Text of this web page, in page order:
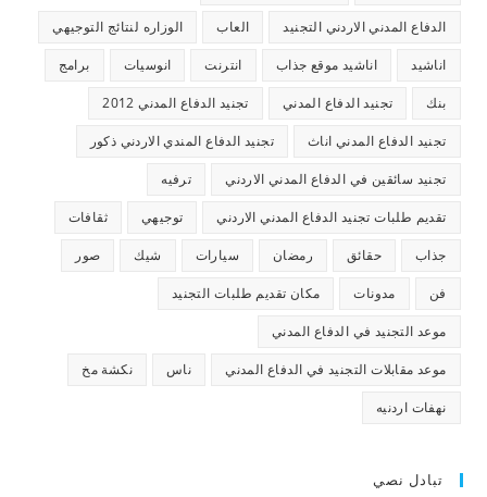
الدفاع المدني الاردني التجنيد العاب الوزاره لنتائج التوجيهي
اناشيد اناشيد موقع جذاب انترنت انوسيات برامج
بنك تجنيد الدفاع المدني تجنيد الدفاع المدني 2012
تجنيد الدفاع المدني اناث تجنيد الدفاع المندي الاردني ذكور
تجنيد سائقين في الدفاع المدني الاردني ترفيه
تقديم طلبات تجنيد الدفاع المدني الاردني توجيهي ثقافات
جذاب حقائق رمضان سيارات شيك صور
فن مدونات مكان تقديم طلبات التجنيد
موعد التجنيد في الدفاع المدني
موعد مقابلات التجنيد في الدفاع المدني ناس نكشة مخ
نهفات اردنيه
تبادل نصي